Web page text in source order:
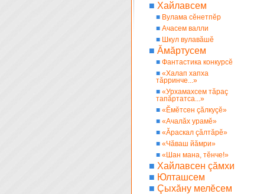
■ Хайлавсем
■ Вулама сĕнетпĕр
■ Ачасем валли
■ Шкул вулавăшĕ
■ Ăмăртусем
■ Фантастика конкурсĕ
■ «Халап хапха
тăрринче...»
■ «Урхамахсем тăраç
тапăртатса...»
■ «Ĕмĕтсен çăлкуçĕ»
■ «Ачалăх урамĕ»
■ «Ăраскал çăлтăрĕ»
■ «Чăваш йăмри»
■ «Шан мана, тĕнче!»
■ Хайлавсен çăмхи
■ Юлташсем
■ Çыхăну мелĕсем